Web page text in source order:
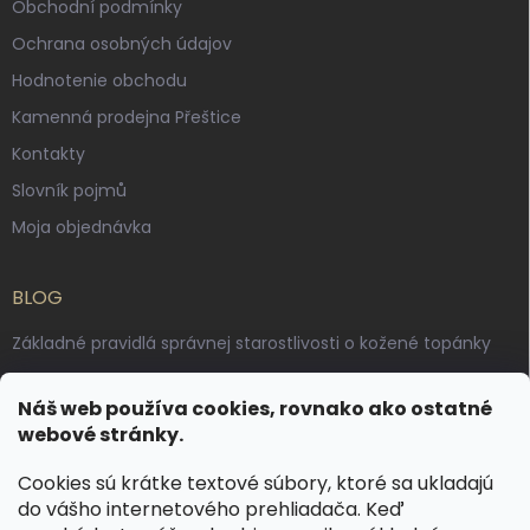
Náš web používa cookies, rovnako ako ostatné
webové stránky.
Cookies sú krátke textové súbory, ktoré sa ukladajú
do vášho internetového prehliadača. Keď
Obchodní podmínky
Ochrana osobných údajov
Hodnotenie obchodu
Kamenná prodejna Přeštice
Kontakty
Slovník pojmů
Moja objednávka
BLOG
Základné pravidlá správnej starostlivosti o kožené topánky
Výroba českých kožených opaskov: vôňa pravej kože, dotyk
remesla
KONTAKT